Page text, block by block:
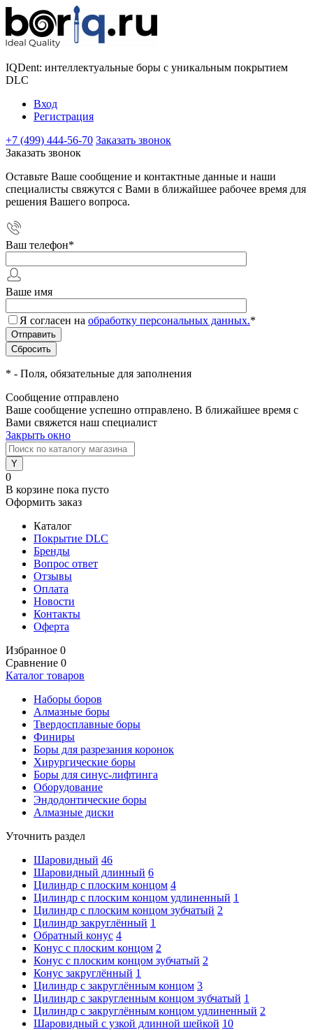
IQDent: интеллектуальные боры с уникальным покрытием
DLC
Вход
Регистрация
+7 (499) 444-56-70 Заказать звонок
Заказать звонок
Оставьте Ваше сообщение и контактные данные и наши
специалисты свяжутся с Вами в ближайшее рабочее время для
решения Вашего вопроса.
Ваш телефон*
Ваше имя
Я согласен на обработку персональных данных.*
* - Поля, обязательные для заполнения
Сообщение отправлено
Ваше сообщение успешно отправлено. В ближайшее время с
Вами свяжется наш специалист
Закрыть окно
0
В корзине пока пусто
Оформить заказ
Каталог
Покрытие DLC
Бренды
Вопрос ответ
Отзывы
Оплата
Новости
Контакты
Оферта
Избранное 0
Сравнение 0
Каталог товаров
Наборы боров
Алмазные боры
Твердосплавные боры
Финиры
Боры для разрезания коронок
Хирургические боры
Боры для синус-лифтинга
Оборудование
Эндодонтические боры
Алмазные диски
Уточнить раздел
Шаровидный 46
Шаровидный длинный 6
Цилиндр с плоским концом 4
Цилиндр с плоским концом удлиненный 1
Цилиндр с плоским концом зубчатый 2
Цилиндр закруглённый 1
Обратный конус 4
Конус с плоским концом 2
Конус с плоским концом зубчатый 2
Конус закруглённый 1
Цилиндр с закруглённым концом 3
Цилиндр с закругленным концом зубчатый 1
Цилиндр с закруглённым концом удлиненный 2
Шаровидный с узкой длинной шейкой 10